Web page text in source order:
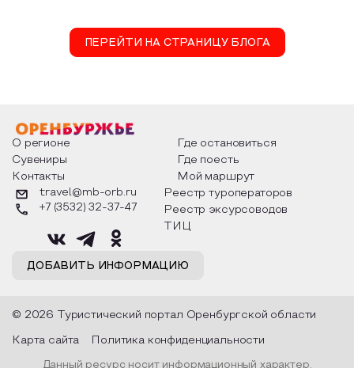
ПЕРЕЙТИ НА СТРАНИЦУ БЛОГА
О регионе
Где остановиться
Сувениры
Где поесть
Контакты
Мой маршрут
ДОБАВИТЬ ИНФОРМАЦИЮ
travel@mb-orb.ru
+7 (3532) 32-37-47
Реестр туроператоров
Реестр эксурсоводов
ТИЦ
© 2026 Туристический портал Оренбургской области
Карта сайта Политика конфиденциальности
Данный ресурс носит информационный характер.